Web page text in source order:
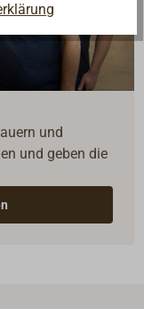
und
und geben die